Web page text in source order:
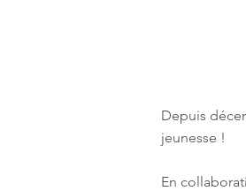
Depuis
jeunesse !
En